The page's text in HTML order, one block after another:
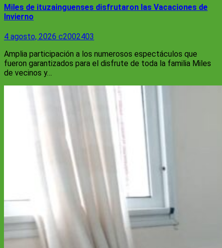
Miles de ituzainguenses disfrutaron las Vacaciones de
Invierno
4 agosto, 2026 c2002403
Amplia participación a los numerosos espectáculos que
fueron garantizados para el disfrute de toda la familia Miles
de vecinos y…